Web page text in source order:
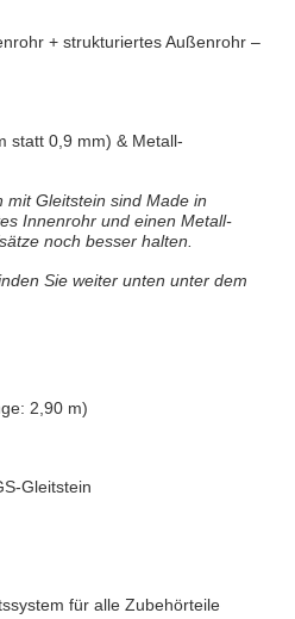
+ strukturiertes Außenrohr –
statt 0,9 mm) & Metall-
mit Gleitstein sind Made in
Innenrohr und einen Metall-
noch besser halten.
Sie weiter unten unter dem
2,90 m)
Gleitstein
für alle Zubehörteile